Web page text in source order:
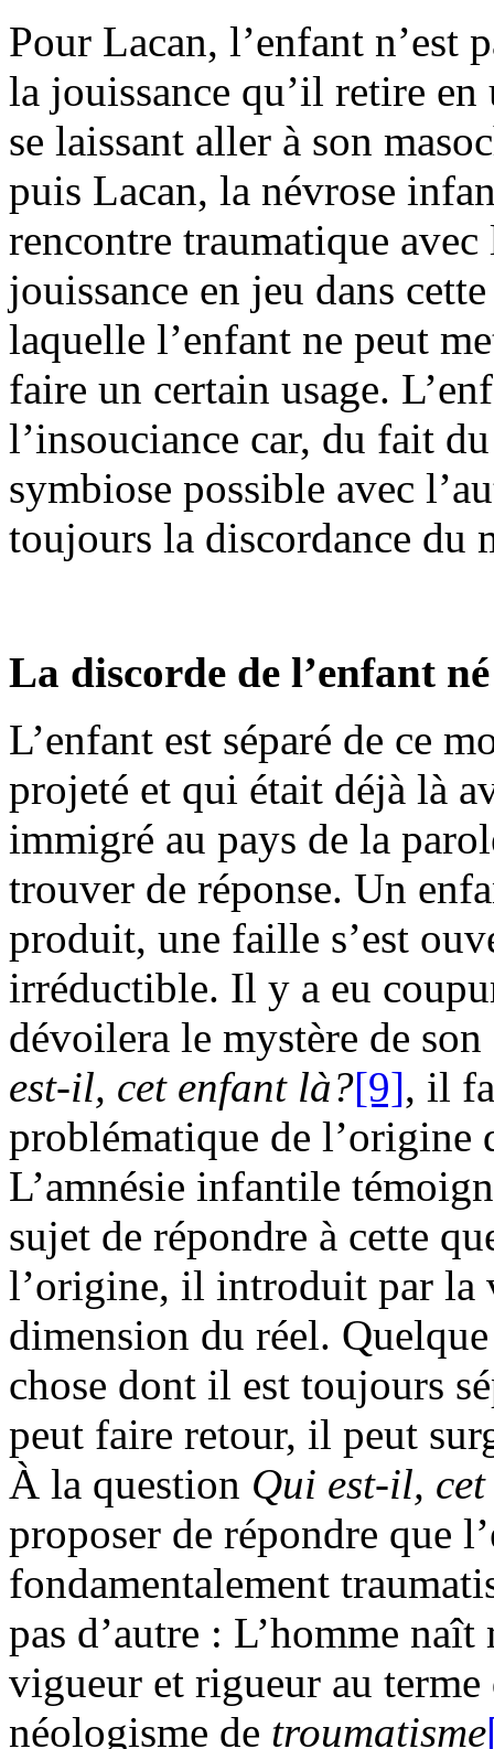
Pour Lacan, l’enfant n’est
la jouissance qu’il retire
se laissant aller à son
puis Lacan, la névrose
rencontre traumatique
jouissance en jeu dans
laquelle l’enfant ne peut
faire un certain usage.
l’insouciance car, du fait
symbiose possible avec
toujours la discordance du
La discorde de l’enfant
L’enfant est séparé de ce
projeté et qui était déjà là
immigré au pays de la
trouver de réponse. Un
produit, une faille s’est
irréductible. Il y a eu
dévoilera le mystère de
est-il, cet enfant là?[9], il
problématique de l’origine
L’amnésie infantile
sujet de répondre à cette
l’origine, il introduit par la
dimension du réel.
chose dont il est toujours
peut faire retour, il peut
À la question Qui est-il,
proposer de répondre que
fondamentalement
pas d’autre : L’homme naît
vigueur et rigueur au
néologisme de troumatisme